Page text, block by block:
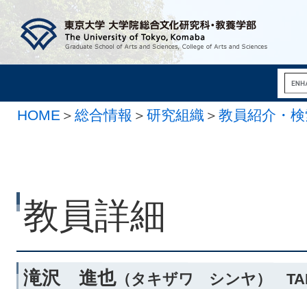
HOME ＞ 総合情報 ＞ 研究組織 ＞ 教員紹介・
教員詳細
滝沢 進也（タキザワ シンヤ）